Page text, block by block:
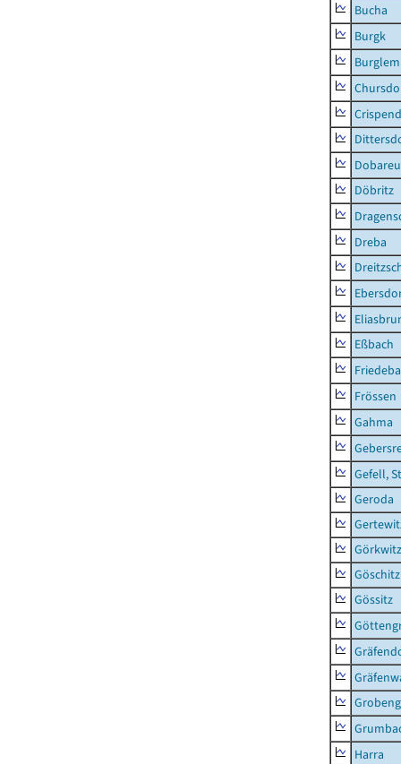
Bucha
Burgk
Döbritz
Dreba
Eßbach
Frössen
Gahma
Gefell,
Geroda
Görkwitz
Göschitz
Gössitz
Harra